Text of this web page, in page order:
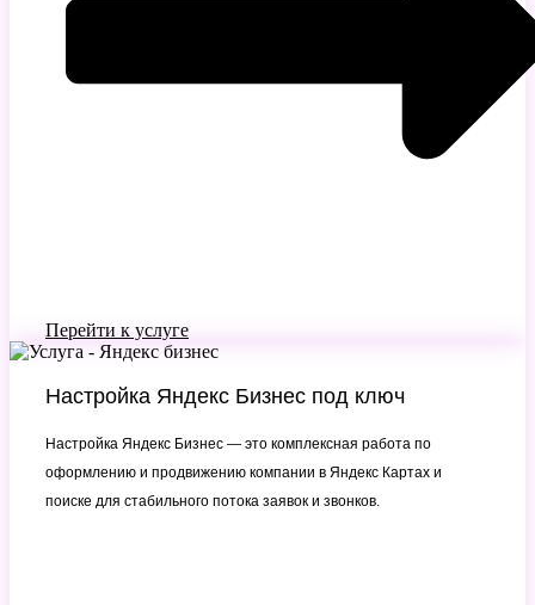
Перейти к услуге
Настройка Яндекс Бизнес под ключ
Настройка Яндекс Бизнес — это комплексная работа по
оформлению и продвижению компании в Яндекс Картах и
поиске для стабильного потока заявок и звонков.